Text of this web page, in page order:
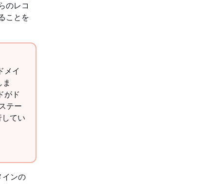
のレコ
ことを
メイ
がド
テー
てい
インの